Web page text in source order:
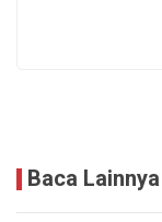
Baca Lainnya